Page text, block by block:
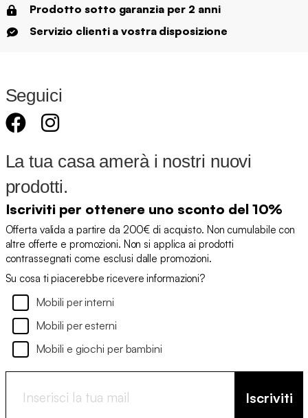
Prodotto sotto garanzia per 2 anni
Servizio clienti a vostra disposizione
Seguici
La tua casa amerà i nostri nuovi
prodotti.
Iscriviti per ottenere uno sconto del 10%
Offerta valida a partire da 200€ di acquisto. Non cumulabile con
altre offerte e promozioni. Non si applica ai prodotti
contrassegnati come esclusi dalle promozioni.
Su cosa ti piacerebbe ricevere informazioni?
Mobili per interni
Mobili per esterni
Mobili e giochi per bambini
Iscriviti